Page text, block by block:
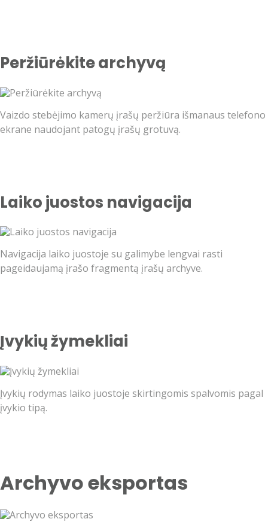
Peržiūrėkite archyvą
Vaizdo stebėjimo kamerų įrašų peržiūra išmanaus telefono
ekrane naudojant patogų įrašų grotuvą.
Laiko juostos navigacija
Navigacija laiko juostoje su galimybe lengvai rasti
pageidaujamą įrašo fragmentą įrašų archyve.
Įvykių žymekliai
Įvykių rodymas laiko juostoje skirtingomis spalvomis pagal
įvykio tipą.
Archyvo eksportas